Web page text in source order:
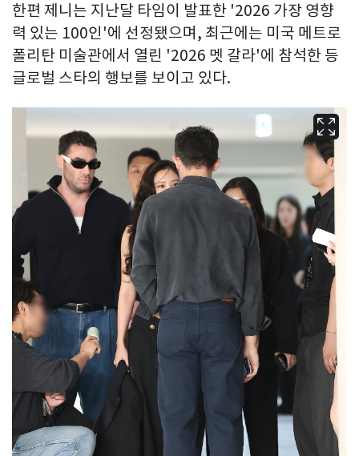
한편 제니는 지난달 타임이 발표한 '2026 가장 영향
력 있는 100인'에 선정됐으며, 최근에는 미국 메트로
폴리탄 미술관에서 열린 '2026 멧 갈라'에 참석한 등
글로벌 스타의 행보를 보이고 있다.